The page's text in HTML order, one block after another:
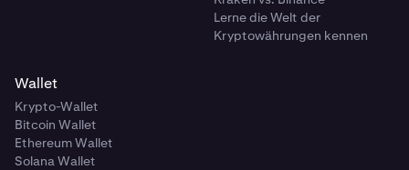
Lerne die Welt der
Kryptowährungen kennen
Wallet
Krypto-Wallet
Bitcoin Wallet
Ethereum Wallet
Solana Wallet